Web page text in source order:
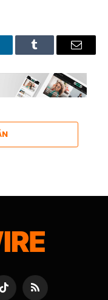
Tumblr Email
TikTok RSS